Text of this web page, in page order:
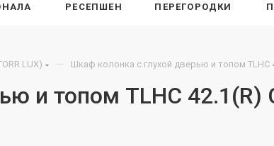
РЕСЕПШЕН ПЕРЕГОРОДКИ
LUX) — Шкаф колонка с глухой дверью и топом TLHC
и топом TLHC 42.1(R)